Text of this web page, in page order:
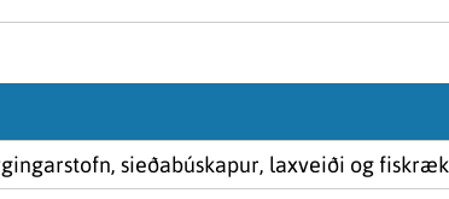
sieðabúskapur, laxveiði og